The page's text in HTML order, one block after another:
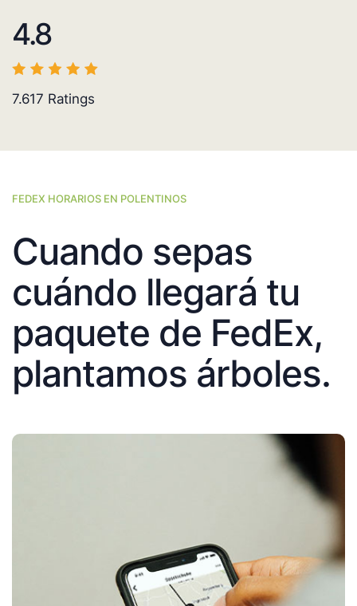
4.8
7.617 Ratings
FEDEX HORARIOS EN POLENTINOS
Cuando sepas
cuándo llegará tu
paquete de FedEx,
plantamos árboles.